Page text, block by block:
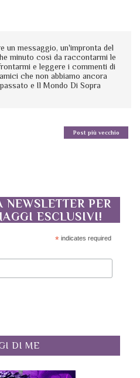
un messaggio, un'impronta del
minuto così da raccontarmi le
e leggere i commenti di
che non abbiamo ancora
e Il Mondo Di Sopra
Post più vecchio
PER
ESCLUSIVI!
* indicates required
DI ME